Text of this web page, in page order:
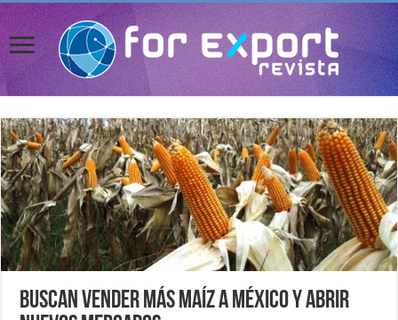
Buscan vender más maíz a México y abrir